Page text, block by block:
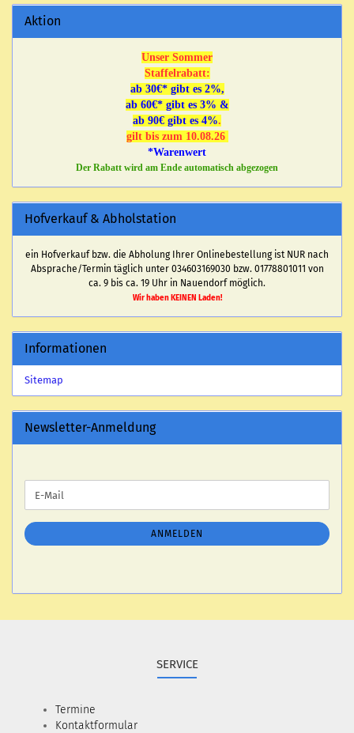
Aktion
Unser Sommer
Staffelrabatt:
ab 30€* gibt es 2%,
ab 60€* gibt es 3% &
ab 90€ gibt es 4%.
gilt bis zum 10.08.26
*Warenwert
Der Rabatt wird am Ende automatisch abgezogen
Hofverkauf & Abholstation
ein Hofverkauf bzw. die Abholung Ihrer Onlinebestellung ist NUR nach
Absprache/Termin täglich unter 034603169030 bzw. 01778801011 von
ca. 9 bis ca. 19 Uhr in Nauendorf möglich.
Wir haben KEINEN Laden!
Informationen
Sitemap
Newsletter-Anmeldung
ZUR
ANMELDUNG
E-
Mail
ANMELDEN
SERVICE
Termine
Kontaktformular